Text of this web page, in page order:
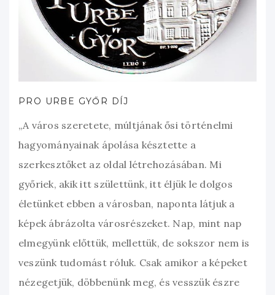
PRO URBE GYŐR DÍJ
„A város szeretete, múltjának ősi történelmi
hagyományainak ápolása késztette a
szerkesztőket az oldal létrehozásában. Mi
győriek, akik itt születtünk, itt éljük le dolgos
életünket ebben a városban, naponta látjuk a
képek ábrázolta városrészeket. Nap, mint nap
elmegyünk előttük, mellettük, de sokszor nem is
veszünk tudomást róluk. Csak amikor a képeket
nézegetjük, döbbenünk meg, és vesszük észre